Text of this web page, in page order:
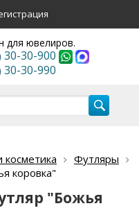
для ювелиров.
30-30-900
30-30-990
косметика
Футляры
коровка"
"Божья